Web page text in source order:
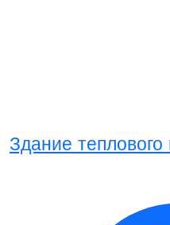
Здание теплового